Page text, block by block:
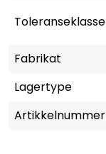
Toleranseklasse
Fabrikat
Lagertype
Artikkelnummer